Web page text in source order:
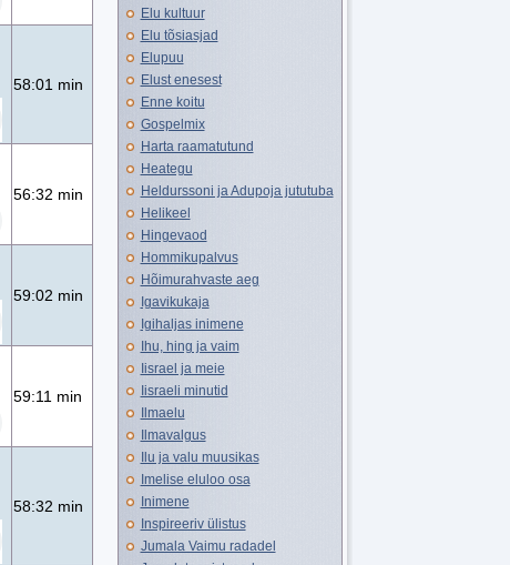
58:01 min
56:32 min
59:02 min
59:11 min
58:32 min
Elu kultuur
Elu tõsiasjad
Elupuu
Elust enesest
Enne koitu
Gospelmix
Harta raamatutund
Heategu
Heldurssoni ja Adupoja jututuba
Helikeel
Hingevaod
Hommikupalvus
Hõimurahvaste aeg
Igavikukaja
Igihaljas inimene
Ihu, hing ja vaim
Iisrael ja meie
Iisraeli minutid
Ilmaelu
Ilmavalgus
Ilu ja valu muusikas
Imelise eluloo osa
Inimene
Inspireeriv ülistus
Jumala Vaimu radadel